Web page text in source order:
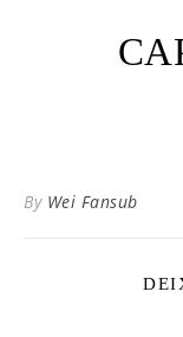
By Wei Fansub